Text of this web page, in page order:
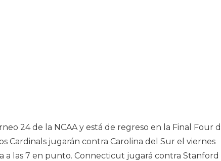
24 de la NCAA y está de regreso en la Final Four
Cardinals jugarán contra Carolina del Sur el viernes
a las 7 en punto. Connecticut jugará contra Stanford